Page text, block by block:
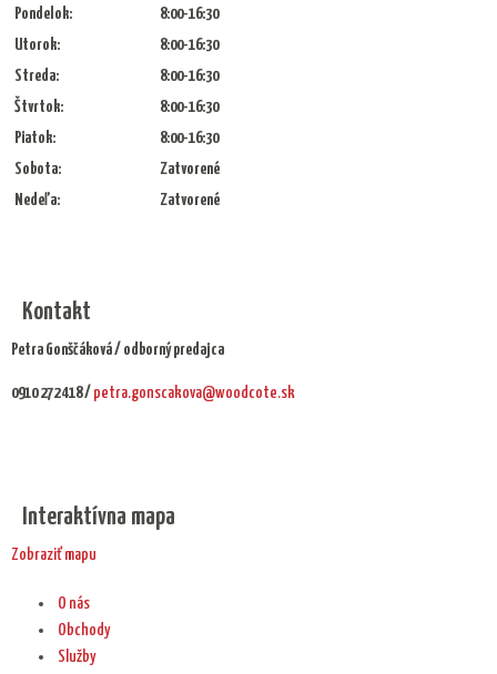
Pondelok:
8:00-16:30
Utorok:
8:00-16:30
Streda:
8:00-16:30
Štvrtok:
8:00-16:30
Piatok:
8:00-16:30
Sobota:
Zatvorené
Nedeľa:
Zatvorené
Kontakt
Petra Gonščáková / odborný predajca
0910 272 418 / petra.gonscakova@woodcote.sk
Interaktívna mapa
Zobraziť mapu
O nás
Obchody
Služby